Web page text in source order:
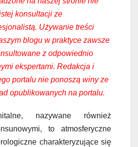
konsultacji ze
Używanie treści
blogu w praktyce zawsze
z odpowiednio
ekspertami. Redakcja i
portalu nie ponoszą winy ze
opublikowanych na portalu.
nazywane również
to atmosferyczne
charakteryzujące się